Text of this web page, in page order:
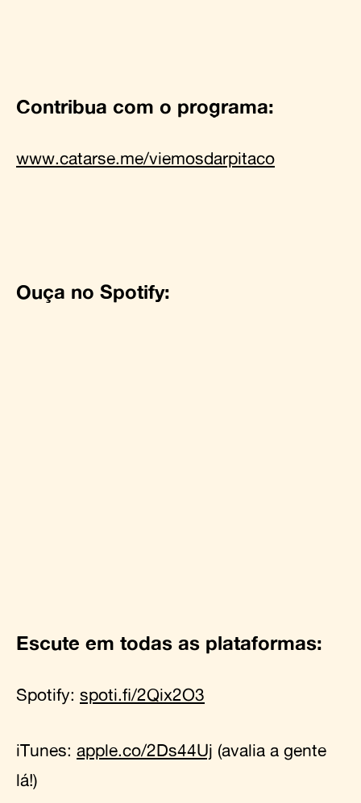
Contribua com o programa:
www.catarse.me/viemosdarpitaco
Ouça no Spotify:
Escute em todas as plataformas:
Spotify: spoti.fi/2Qix2O3
iTunes: apple.co/2Ds44Uj (avalia a gente
lá!)